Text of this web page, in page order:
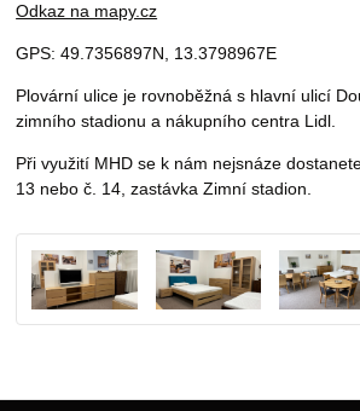
Odkaz na mapy.cz
GPS: 49.7356897N, 13.3798967E
Plovární ulice je rovnoběžná s hlavní ulicí
zimního stadionu a nákupního centra Lidl.
Při využití MHD se k nám nejsnáze
13 nebo č. 14, zastávka Zimní stadion.